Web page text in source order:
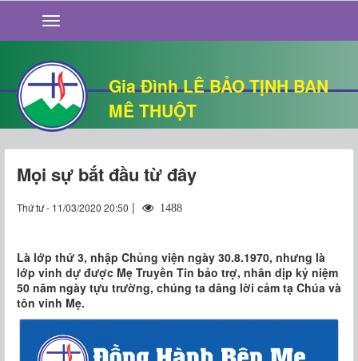
Gia Đình LÊ BẢO TỊNH BAN
MÊ THUỘT
GIỚI THIỆU
TIN TỨC
SỐNG ĐẠO
CHUYỆN NHÀ
QUÁN VĂN
THƯ GIÃN
Mọi sự bắt đầu từ đây
Thứ tư - 11/03/2020 20:50 | 1488
Là lớp thứ 3, nhập Chủng viện ngày 30.8.1970, nhưng là
lớp vinh dự được Mẹ Truyền Tin bảo trợ, nhân dịp kỷ niệm
50 năm ngày tựu trường, chúng ta dâng lời cảm tạ Chúa và
tôn vinh Mẹ.